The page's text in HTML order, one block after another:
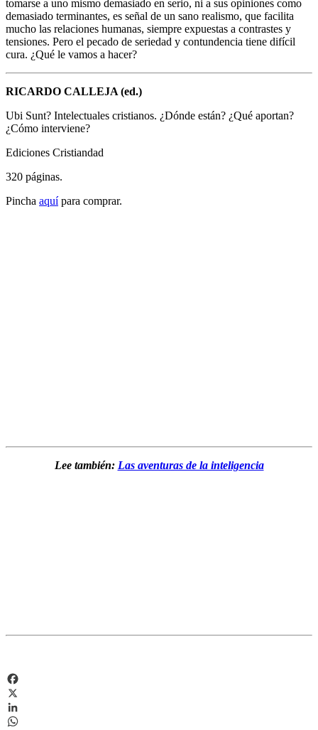
tomarse a uno mismo demasiado en serio, ni a sus opiniones como
demasiado terminantes, es señal de un sano realismo, que facilita
mucho las relaciones humanas, siempre expuestas a contrastes y
tensiones. Pero el pecado de seriedad y contundencia tiene difícil
cura. ¿Qué le vamos a hacer?
RICARDO CALLEJA (ed.)
Ubi Sunt? Intelectuales cristianos. ¿Dónde están? ¿Qué aportan?
¿Cómo interviene?
Ediciones Cristiandad
320 páginas.
Pincha aquípara comprar.
Lee también: Las aventuras de la inteligencia
Facebook
X
LinkedIn